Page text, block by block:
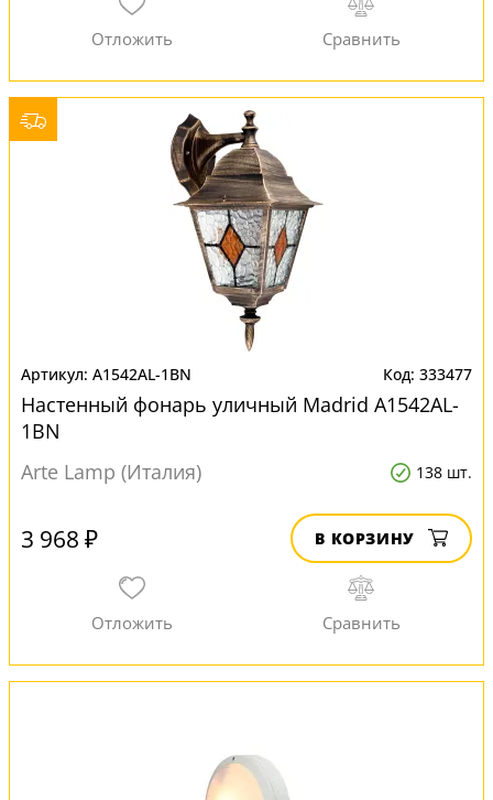
A1542AL-1BN 333477
Настенный фонарь уличный Madrid A1542AL-
1BN
Arte Lamp (Италия)
138 шт.
3 968 ₽ В КОРЗИНУ